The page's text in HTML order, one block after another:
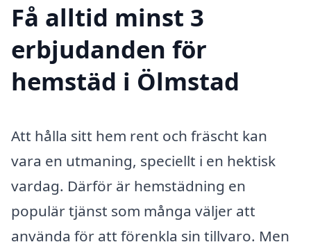
Få alltid minst 3
erbjudanden för
hemstäd i Ölmstad
Att hålla sitt hem rent och fräscht kan
vara en utmaning, speciellt i en hektisk
vardag. Därför är hemstädning en
populär tjänst som många väljer att
använda för att förenkla sin tillvaro. Men